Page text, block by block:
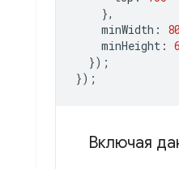
},
minWidth :
minHeight :
});
});
Включая